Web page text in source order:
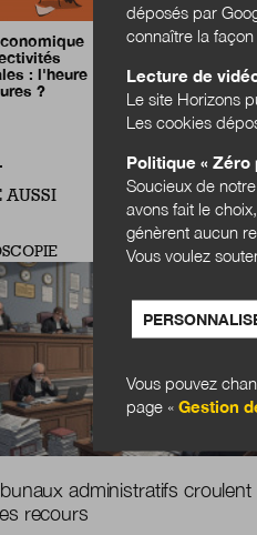
: l'heure
?
AUSSI
administratifs croulent
recours
déposés par
connaître la
Lecture de
Le site Horizons
Les cookies
Politique « Zéro
Soucieux de
avons fait le
génèrent aucun
Vous voulez
Vous pouvez
page « Gestion